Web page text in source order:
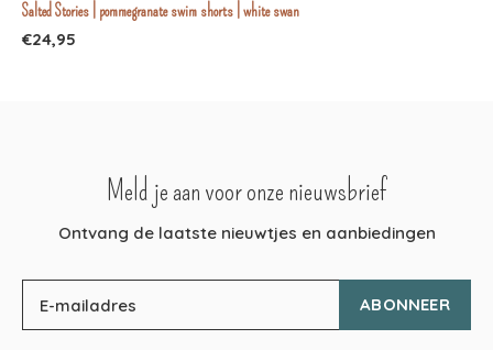
Salted Stories | pommegranate swim shorts | white swan
€24,95
Meld je aan voor onze nieuwsbrief
Ontvang de laatste nieuwtjes en aanbiedingen
ABONNEER